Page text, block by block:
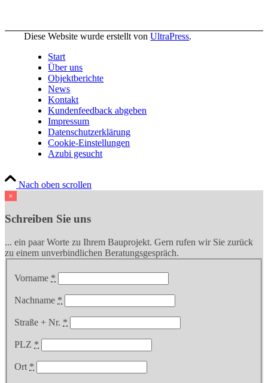
Diese Website wurde erstellt vonUltraPress.
Start
Über uns
Objektberichte
News
Kontakt
Kundenfeedback abgeben
Impressum
Datenschutzerklärung
Cookie-Einstellungen
Azubi gesucht
Nach oben scrollen
×
Schreiben Sie uns
... ein paar Worte zu Ihrem Bauprojekt. Gern rufen wir Sie zurück
zu einem unverbindlichen Beratungsgespräch.
Vorname *
Nachname *
Straße + Nr. *
PLZ *
Ort *